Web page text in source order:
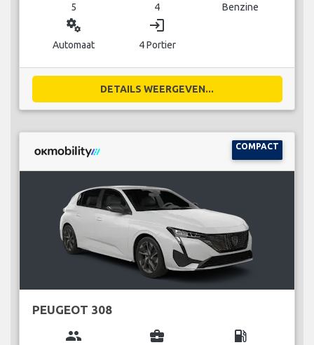
5 4 Benzine
miscellaneous_services
Automaat
login
4 Portier
DETAILS WEERGEVEN...
COMPACT
PEUGEOT 308
group business_center local_gas_station